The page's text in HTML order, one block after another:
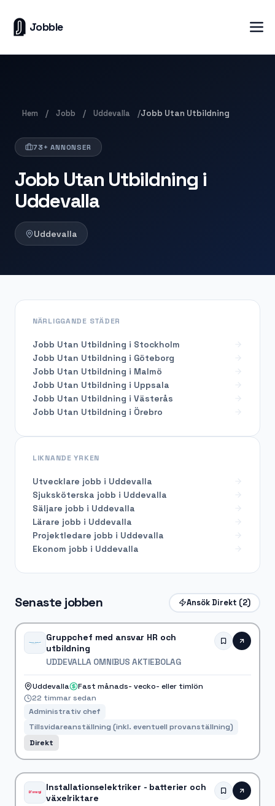
Jobble
Hem / Jobb / Uddevalla /Jobb Utan Utbildning
73+ ANNONSER
Jobb Utan Utbildning i
Uddevalla
Uddevalla
Senaste jobben Ansök Direkt (2)
Gruppchef med ansvar HR och
utbildning
UDDEVALLA OMNIBUS AKTIEBOLAG
Uddevalla
Fast månads- vecko- eller timlön
22 timmar sedan
Administrativ chef
Tillsvidareanställning (inkl. eventuell provanställning)
Direkt
Installationselektriker - batterier och
växelriktare
NÄRLIGGANDE STÄDER
Jobb Utan Utbildning i Stockholm
Jobb Utan Utbildning i Göteborg
Jobb Utan Utbildning i Malmö
Jobb Utan Utbildning i Uppsala
Jobb Utan Utbildning i Västerås
Jobb Utan Utbildning i Örebro
LIKNANDE YRKEN
Utvecklare jobb i Uddevalla
Sjuksköterska jobb i Uddevalla
Säljare jobb i Uddevalla
Lärare jobb i Uddevalla
Projektledare jobb i Uddevalla
Ekonom jobb i Uddevalla